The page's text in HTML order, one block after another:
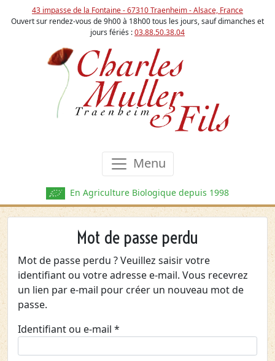
43 impasse de la Fontaine - 67310 Traenheim - Alsace, France
Ouvert sur rendez-vous de 9h00 à 18h00 tous les jours, sauf dimanches et
jours fériés :03.88.50.38.04
Menu
En Agriculture Biologique depuis 1998
Mot de passe perdu
Mot de passe perdu ? Veuillez saisir votre
identifiant ou votre adresse e-mail. Vous recevrez
un lien par e-mail pour créer un nouveau mot de
passe.
Identifiant ou e-mail *